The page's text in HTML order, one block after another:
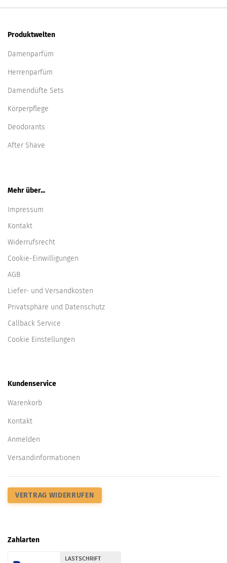
Produktwelten
Damenparfüm
Herrenparfüm
Damendüfte Sets
Körperpflege
Deodorants
After Shave
Mehr über...
Impressum
Kontakt
Widerrufsrecht
Cookie-Einwilligungen
AGB
Liefer- und Versandkosten
Privatsphäre und Datenschutz
Callback Service
Cookie Einstellungen
Kundenservice
Warenkorb
Kontakt
Anmelden
Versandinformationen
VERTRAG WIDERRUFEN
Zahlarten